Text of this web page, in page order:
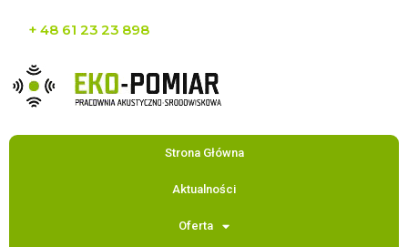
+ 48 61 23 23 898
Strona Główna
Aktualności
Oferta